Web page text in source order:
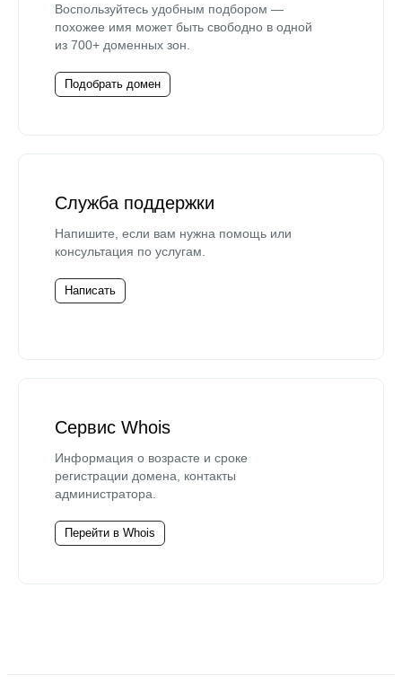
Воспользуйтесь удобным подбором —
похожее имя может быть свободно в одной
из 700+ доменных зон.
Подобрать домен
Служба поддержки
Напишите, если вам нужна помощь или
консультация по услугам.
Написать
Сервис Whois
Информация о возрасте и сроке
регистрации домена, контакты
администратора.
Перейти в Whois